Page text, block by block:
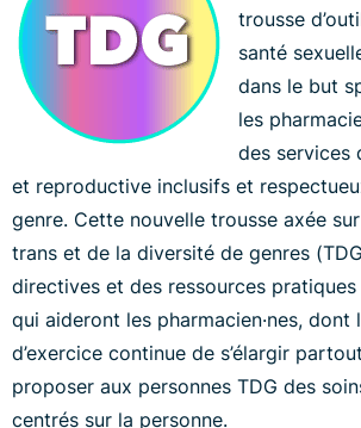
trousse
santé
dans le but
les
des services
et reproductive inclusifs et
genre. Cette nouvelle trousse axée
trans et de la diversité de genres
directives et des ressources
qui aideront les pharmacien·nes, dont
d’exercice continue de s’élargir
proposer aux personnes TDG des
centrés sur la personne.